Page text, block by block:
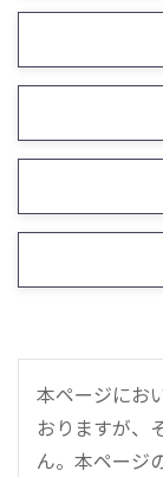
本ページにお
おりますが、
ん。本ページ